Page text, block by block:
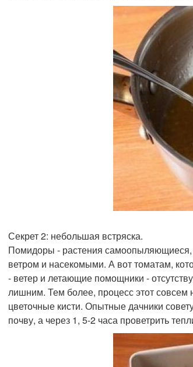
Секрет 2: небольшая встряска.
Помидоры - растения самоопыляющиеся,
ветром и насекомыми. А вот томатам,
- ветер и летающие помощники -
лишним. Тем более, процесс этот совсем
цветочные кисти. Опытные дачники
почву, а через 1, 5-2 часа проветрить